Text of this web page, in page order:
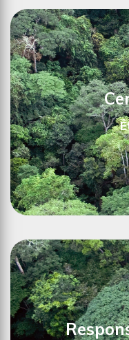
Nous
investir dans
notre forêt en
Ici en savoir
Nous
certifié FSC et
nous de